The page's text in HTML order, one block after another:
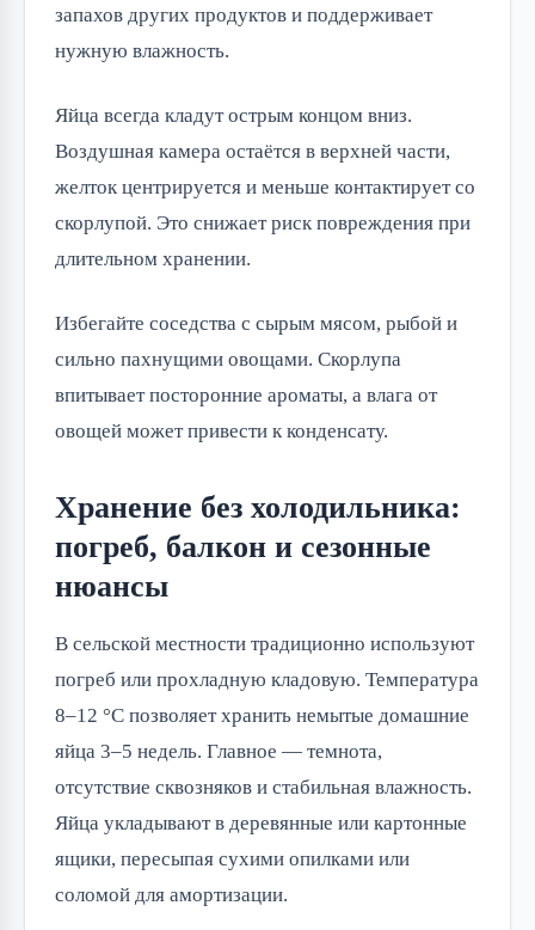
запахов других продуктов и поддерживает
нужную влажность.
Яйца всегда кладут острым концом вниз.
Воздушная камера остаётся в верхней части,
желток центрируется и меньше контактирует со
скорлупой. Это снижает риск повреждения при
длительном хранении.
Избегайте соседства с сырым мясом, рыбой и
сильно пахнущими овощами. Скорлупа
впитывает посторонние ароматы, а влага от
овощей может привести к конденсату.
Хранение без холодильника:
погреб, балкон и сезонные
нюансы
В сельской местности традиционно используют
погреб или прохладную кладовую. Температура
8–12 °C позволяет хранить немытые домашние
яйца 3–5 недель. Главное — темнота,
отсутствие сквозняков и стабильная влажность.
Яйца укладывают в деревянные или картонные
ящики, пересыпая сухими опилками или
соломой для амортизации.